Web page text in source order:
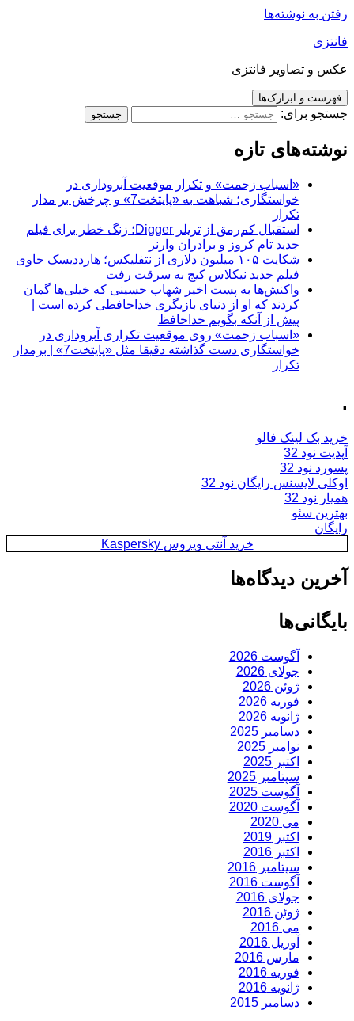
رفتن به نوشته‌ها
فانتزی
عکس و تصاویر فانتزی
فهرست و ابزارک‌ها
جستجو برای:
نوشته‌های تازه
«اسباب زحمت» و تکرار موقعیت آبروداری در
خواستگاری؛ شباهت به «پایتخت7» و چرخش بر مدار
تکرار
استقبال کم‌رمق از تریلر Digger؛ زنگ خطر برای فیلم
جدید تام کروز و برادران وارنر
شکایت ۱۰۵ میلیون دلاری از نتفلیکس؛ هارددیسک حاوی
فیلم جدید نیکلاس کیج به سرقت رفت
واکنش‌ها به پست اخیر شهاب حسینی که خیلی‌ها گمان
کردند که او از دنیای بازیگری خداحافظی کرده است |
پیش از آنکه بگویم خداحافظ
«اسباب زحمت» روی موقعیت تکراری آبروداری در
خواستگاری دست گذاشته دقیقا مثل «پایتخت7» | برمدار
تکرار
.
خرید بک لینک فالو
آپدیت نود 32
پسورد نود 32
اوکلی لایسنس رایگان نود 32
همیار نود 32
بهترین سئو
رایگان
خرید آنتی ویروس Kaspersky
آخرین دیدگاه‌ها
بایگانی‌ها
آگوست 2026
جولای 2026
ژوئن 2026
فوریه 2026
ژانویه 2026
دسامبر 2025
نوامبر 2025
اکتبر 2025
سپتامبر 2025
آگوست 2025
آگوست 2020
می 2020
اکتبر 2019
اکتبر 2016
سپتامبر 2016
آگوست 2016
جولای 2016
ژوئن 2016
می 2016
آوریل 2016
مارس 2016
فوریه 2016
ژانویه 2016
دسامبر 2015